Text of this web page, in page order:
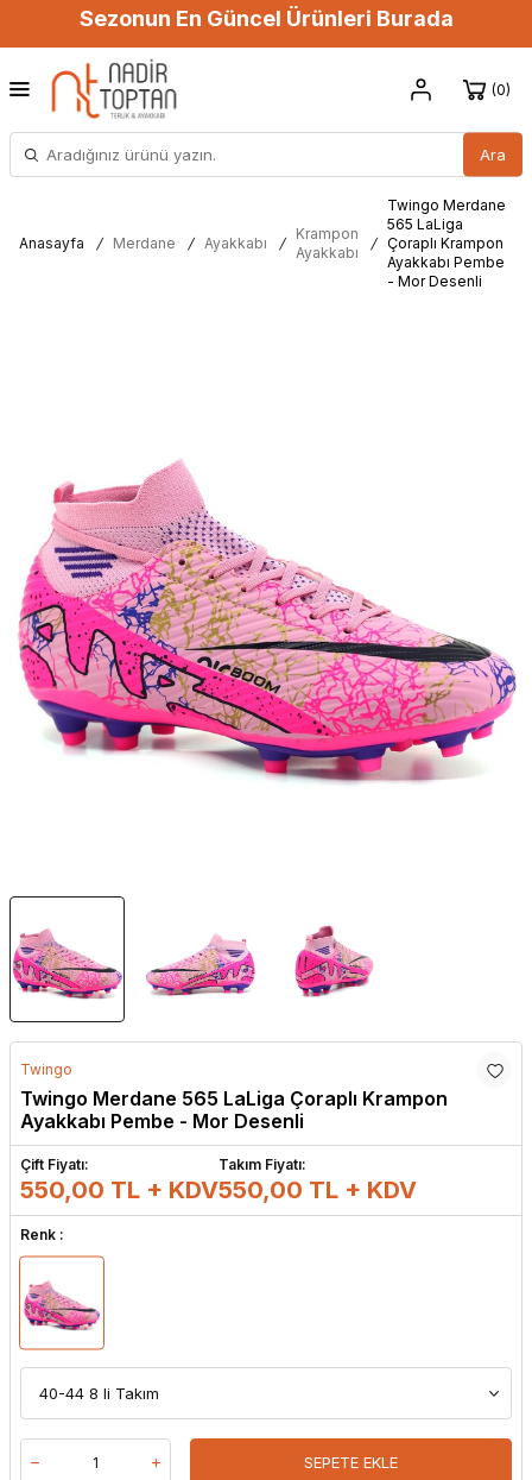
Sezonun En Güncel Ürünleri Burada
Ara
0
Anasayfa / Merdane / Ayakkabı /
Krampon
Ayakkabı
/
Twingo Merdane
565 LaLiga
Çoraplı Krampon
Ayakkabı Pembe
- Mor Desenli
Twingo
Twingo Merdane 565 LaLiga Çoraplı Krampon
Ayakkabı Pembe - Mor Desenli
Çift Fiyatı:
550,00 TL + KDV
Takım Fiyatı:
550,00 TL + KDV
Renk :
SEPETE EKLE